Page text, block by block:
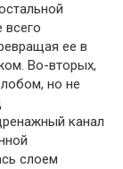
ее в
Во-вторых,
но не
канал
слоем